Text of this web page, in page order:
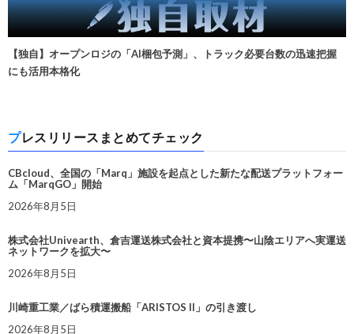
【独自】オープンロジの「AI梱包予測」、トラック必要台数の迅速把握
にも活用本格化
プレスリリースまとめてチェック
CBcloud、全国の「Marq」施設を起点とした新たな配送プラットフォー
ム「MarqGO」開始
2026年8月5日
株式会社Univearth、倉吉運送株式会社と資本提携〜山陰エリアへ実運送
ネットワークを拡大〜
2026年8月5日
川崎重工業／ばら積運搬船「ARISTOS II」の引き渡し
2026年8月5日